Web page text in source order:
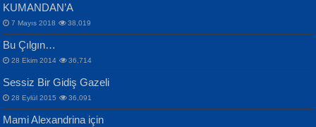
İPEK ACAR SERT
Gazze’nin Şecaati, Ümmetin İmtihanı...
Selahattin Yıldız
İdrakimle Üşürken...
ERDEM BAYAZIT
Sana, Bana, Vatanıma, Ülkemin
İnsanlarına Dair...
KUMANDAN’A
7 Mayıs 2018 38,019
Bu Çılgın…
28 Ekim 2014 36,714
Sessiz Bir Gidiş Gazeli
28 Eylül 2015 36,091
Mami Alexandrina için